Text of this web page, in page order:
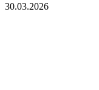
30.03.2026